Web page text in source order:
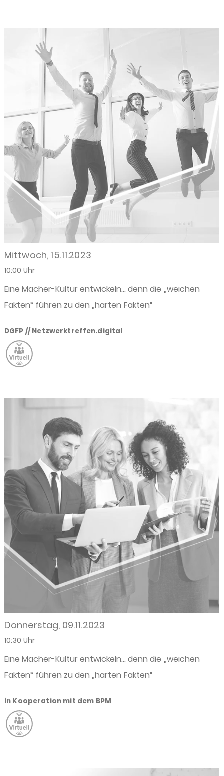
Mittwoch, 15.11.2023
10:00 Uhr
Eine Macher-Kultur entwickeln… denn die „weichen
Fakten“ führen zu den „harten Fakten“
DGFP // Netzwerktreffen.digital
Donnerstag, 09.11.2023
10:30 Uhr
Eine Macher-Kultur entwickeln… denn die „weichen
Fakten“ führen zu den „harten Fakten“
in Kooperation mit dem BPM